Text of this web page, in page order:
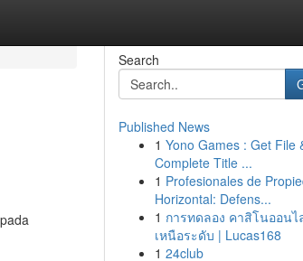
Search
Published News
1 Yono Games : Get File
Complete Title ...
1 Profesionales de
Horizontal: Defens...
1 การทดลอง คาสิโนออน
เหนือระดับ | Lucas168
1 24club